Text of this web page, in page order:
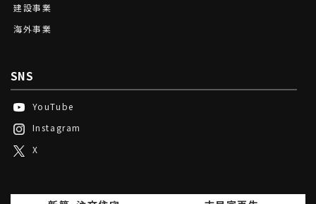
建設事業
海外事業
SNS
YouTube
Instagram
X